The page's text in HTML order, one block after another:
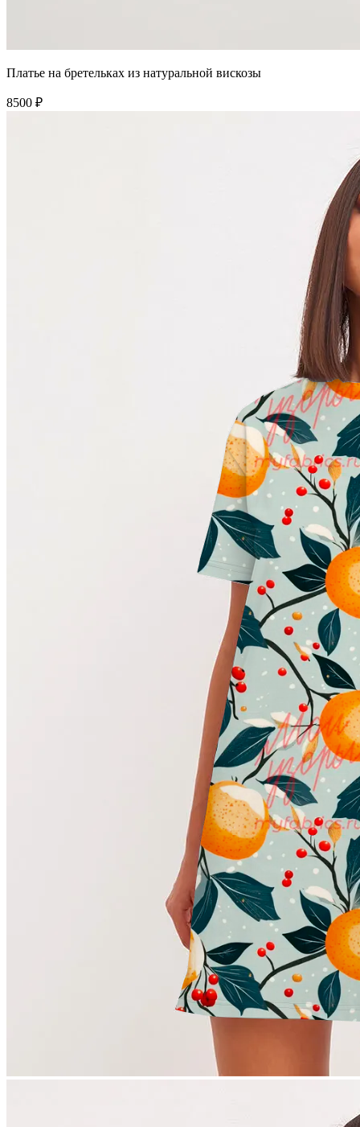
Платье на бретельках из натуральной вискозы
8500 ₽